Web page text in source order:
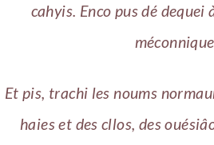
cahyis. Enco pus dé
Et pis, trachi les noums
haies et des cllos, des